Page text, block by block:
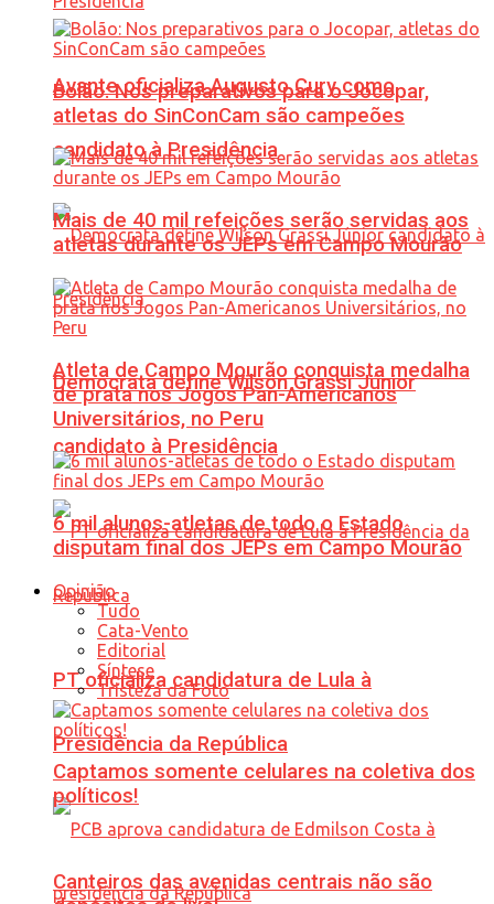
Avante oficializa Augusto Cury como
candidato à Presidência
Democrata define Wilson Grassi Júnior
candidato à Presidência
PT oficializa candidatura de Lula à
Presidência da República
Bolão: Nos preparativos para o Jocopar,
atletas do SinConCam são campeões
Mais de 40 mil refeições serão servidas aos
atletas durante os JEPs em Campo Mourão
Atleta de Campo Mourão conquista medalha
de prata nos Jogos Pan-Americanos
Universitários, no Peru
6 mil alunos-atletas de todo o Estado
disputam final dos JEPs em Campo Mourão
Opinião
Tudo
Cata-Vento
Editorial
Síntese
Tristeza da Foto
Captamos somente celulares na coletiva dos
políticos!
Canteiros das avenidas centrais não são